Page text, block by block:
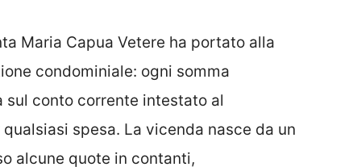
Maria Capua Vetere ha portato alla
condominiale: ogni somma
conto corrente intestato al
spesa. La vicenda nasce da un
alcune quote in contanti,